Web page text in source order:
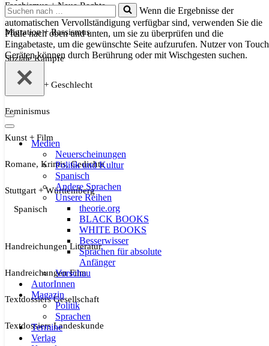
Suchen
nach …
Wenn die Ergebnisse der
automatischen Vervollständigung verfügbar sind, verwenden Sie die
Pfeile nach oben und unten, um sie zu überprüfen und die
Eingabetaste, um die gewünschte Seite aufzurufen. Nutzer von
Geräten können durch Berührung oder mit Wischgesten suchen.
Navigationsmenü
Navigationsmenü
Medien
Neuerscheinungen
Politik und Kultur
Spanisch
Andere Sprachen
Unsere Reihen
theorie.org
BLACK BOOKS
WHITE BOOKS
Besserwisser
Sprachen für absolute
Anfänger
Vorschau
AutorInnen
Magazin
Politik
Sprachen
Termine
Verlag
Faschismus + Neue Rechte
Migration + Rassismus
Soziale Kämpfe
Sexualität + Geschlecht
Feminismus
Kunst + Film
Romane, Krimis, Gedichte
Stuttgart + Württemberg
Spanisch
Handreichungen Literatur
Handreichungen Film
Textdossiers Gesellschaft
Textdossiers Landeskunde